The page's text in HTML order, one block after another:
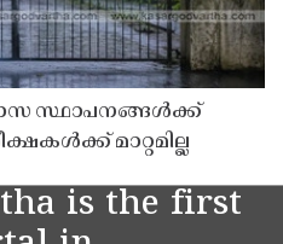
സ്ഥാപനങ്ങൾക്ക്
മാറ്റമില്ല
is the first